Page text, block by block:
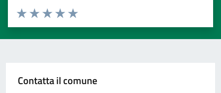
Valuta 5 stelle su 5
Valuta 4 stelle su 5
Valuta 3 stelle su 5
Valuta 2 stelle su 5
Valuta 1 stelle su 5
Contatta il comune